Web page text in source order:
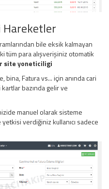
Hareketler
bile eksik kalmayan
tüm para alışverişiniz otomatik
site yoneticiligi
bina, Fatura vs... için anında cari
bazında gelir ve
manuel olarak sisteme
verdiğiniz kullanıcı sadece